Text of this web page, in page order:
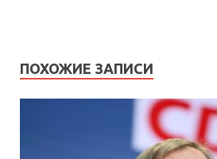
ПОХОЖИЕ ЗАПИСИ